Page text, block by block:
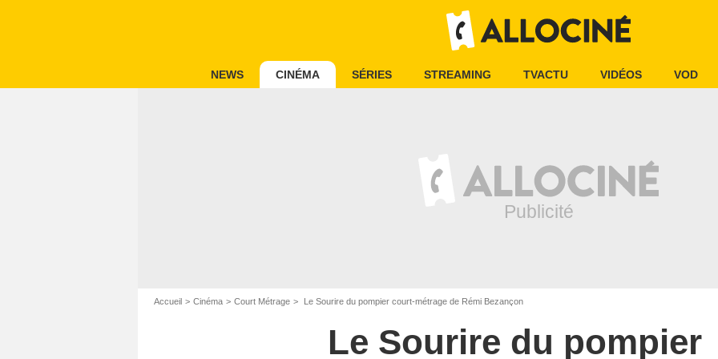
NEWS CINÉMA SÉRIES STREAMING TVACTU VIDÉOS VOD
Accueil Cinéma Court Métrage Le Sourire du pompier court-métrage de Rémi Bezançon
Le Sourire du pompier